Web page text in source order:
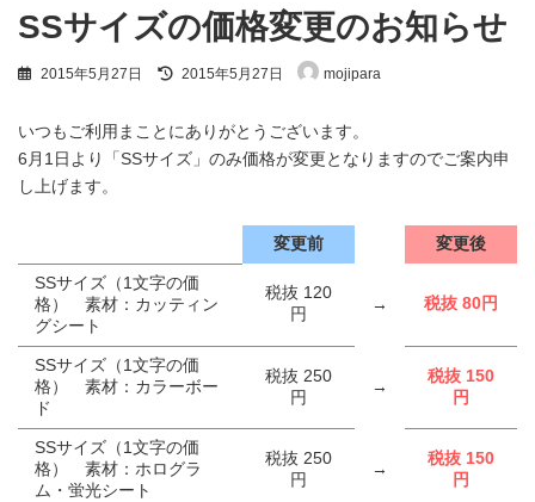
SSサイズの価格変更のお知らせ
2015年5月27日
最
新
日
時
2015年5月27日 mojipara
いつもご利用まことにありがとうございます。
6月1日より「SSサイズ」のみ価格が変更となりますのでご案内申
し上げます。
変更前 変更後
SSサイズ（1文字の価
格） 素材：カッティン
グシート
税抜 120
円
→ 税抜 80円
SSサイズ（1文字の価
格） 素材：カラーボー
ド
税抜 250
円
→
税抜 150
円
SSサイズ（1文字の価
格） 素材：ホログラ
ム・蛍光シート
税抜 250
円
→
税抜 150
円